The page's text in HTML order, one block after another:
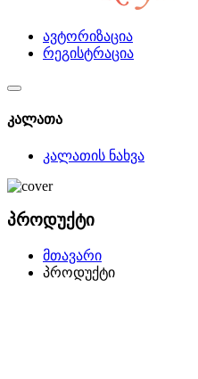
ავტორიზაცია
რეგისტრაცია
კალათა
კალათის ნახვა
პროდუქტი
მთავარი
პროდუქტი